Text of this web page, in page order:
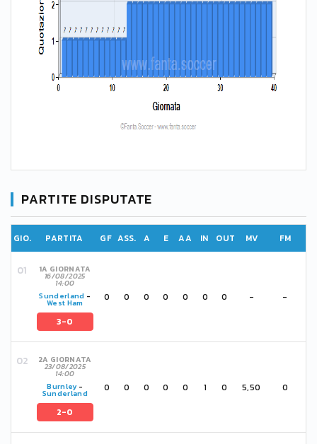
PARTITE DISPUTATE
GIO. PARTITA GF ASS. A E AA IN OUT MV FM
1A GIORNATA
16/08/2025
14:00
Sunderland -
West Ham
3-0
0 0 0 0 0 0 0 - -
2A GIORNATA
23/08/2025
14:00
Burnley-
Sunderland
2-0
0 0 0 0 0 1 0 5,50 0